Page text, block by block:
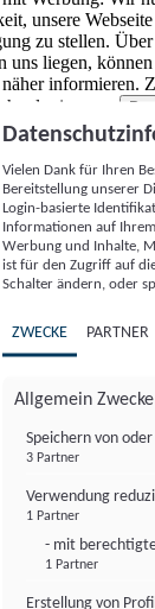
unsere
zu stellen.
uns liegen,
näher informieren.
von
und Inhalte,
Inhalten sowie
ähnliche
generierte
können
und
unterstützte
oder von dort
wenn es
einen oder
Vielen Dank für Ihren
Bereitstellung unserer
Login-basierte
Informationen auf
Werbung und Inhalte,
ist für den Zugriff auf
Schalter ändern, oder
ZWECKE PARTNER
Allgemein Zwecke
Speichern von
3 Partner
Verwendung
1 Partner
- mit
1 Partner
Erstellung von